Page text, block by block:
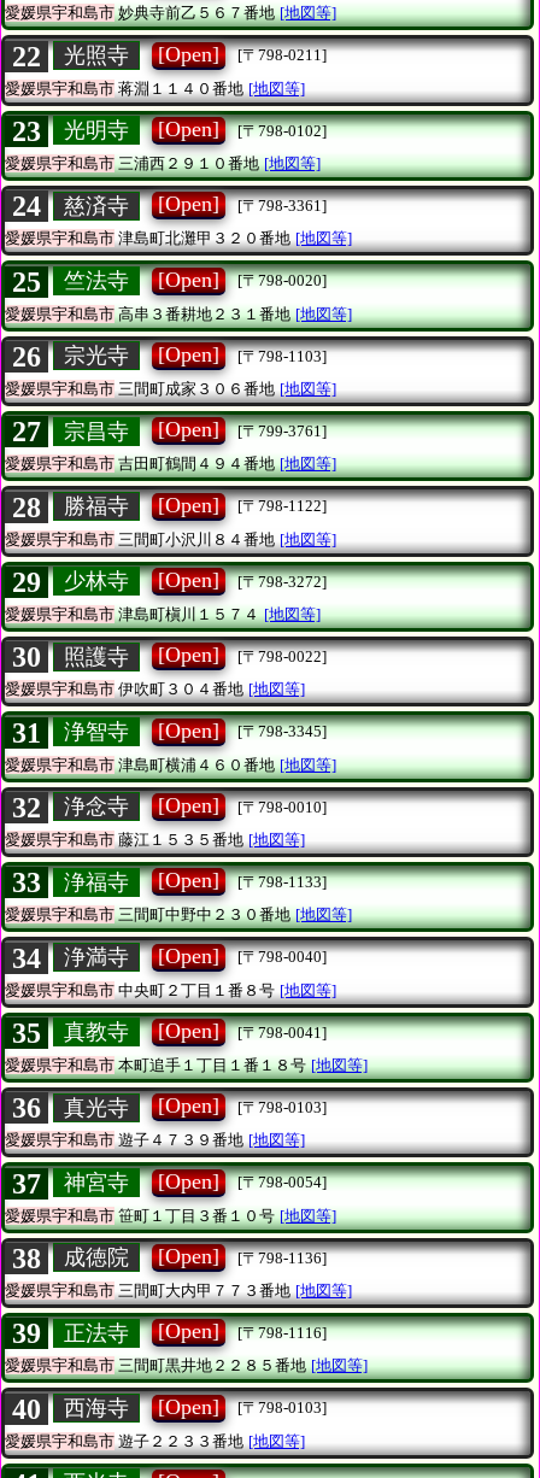
愛媛県宇和島市妙典寺前乙５６７番地 [地図等]
22 光照寺 [Open]
[〒798-0211]
愛媛県宇和島市 蒋淵１１４０番地 [地図等]
23 光明寺 [Open]
[〒798-0102]
愛媛県宇和島市三浦西２９１０番地 [地図等]
24 慈済寺 [Open]
[〒798-3361]
愛媛県宇和島市津島町北灘甲３２０番地 [地図等]
25 竺法寺 [Open]
[〒798-0020]
愛媛県宇和島市高串３番耕地２３１番地 [地図等]
26 宗光寺 [Open]
[〒798-1103]
愛媛県宇和島市 三間町成家３０６番地 [地図等]
27 宗昌寺 [Open]
[〒799-3761]
愛媛県宇和島市吉田町鶴間４９４番地 [地図等]
28 勝福寺 [Open]
[〒798-1122]
愛媛県宇和島市 三間町小沢川８４番地 [地図等]
29 少林寺 [Open]
[〒798-3272]
愛媛県宇和島市津島町槇川１５７４ [地図等]
30 照護寺 [Open]
[〒798-0022]
愛媛県宇和島市伊吹町３０４番地 [地図等]
31 浄智寺 [Open]
[〒798-3345]
愛媛県宇和島市津島町横浦４６０番地 [地図等]
32 浄念寺 [Open]
[〒798-0010]
愛媛県宇和島市 藤江１５３５番地 [地図等]
33 浄福寺 [Open]
[〒798-1133]
愛媛県宇和島市三間町中野中２３０番地 [地図等]
34 浄満寺 [Open]
[〒798-0040]
愛媛県宇和島市 中央町２丁目１番８号 [地図等]
35 真教寺 [Open]
[〒798-0041]
愛媛県宇和島市本町追手１丁目１番１８号 [地図等]
36 真光寺 [Open]
[〒798-0103]
愛媛県宇和島市遊子４７３９番地 [地図等]
37 神宮寺 [Open]
[〒798-0054]
愛媛県宇和島市笹町１丁目３番１０号 [地図等]
38 成徳院 [Open]
[〒798-1136]
愛媛県宇和島市 三間町大内甲７７３番地 [地図等]
39 正法寺 [Open]
[〒798-1116]
愛媛県宇和島市三間町黒井地２２８５番地 [地図等]
40 西海寺 [Open]
[〒798-0103]
愛媛県宇和島市 遊子２２３３番地 [地図等]